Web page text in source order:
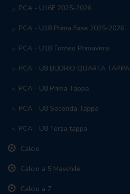
PCA - U16F 2025-2026
PCA - U18 Prima Fase 2025-2026
PCA - U18 Torneo Primavera
PCA - U8 BUDRIO QUARTA TAPPA
PCA - U8 Prima Tappa
PCA - U8 Seconda Tappa
PCA - U8 Terza tappa
Calcio
Calcio a 5 Maschile
Calcio a 7